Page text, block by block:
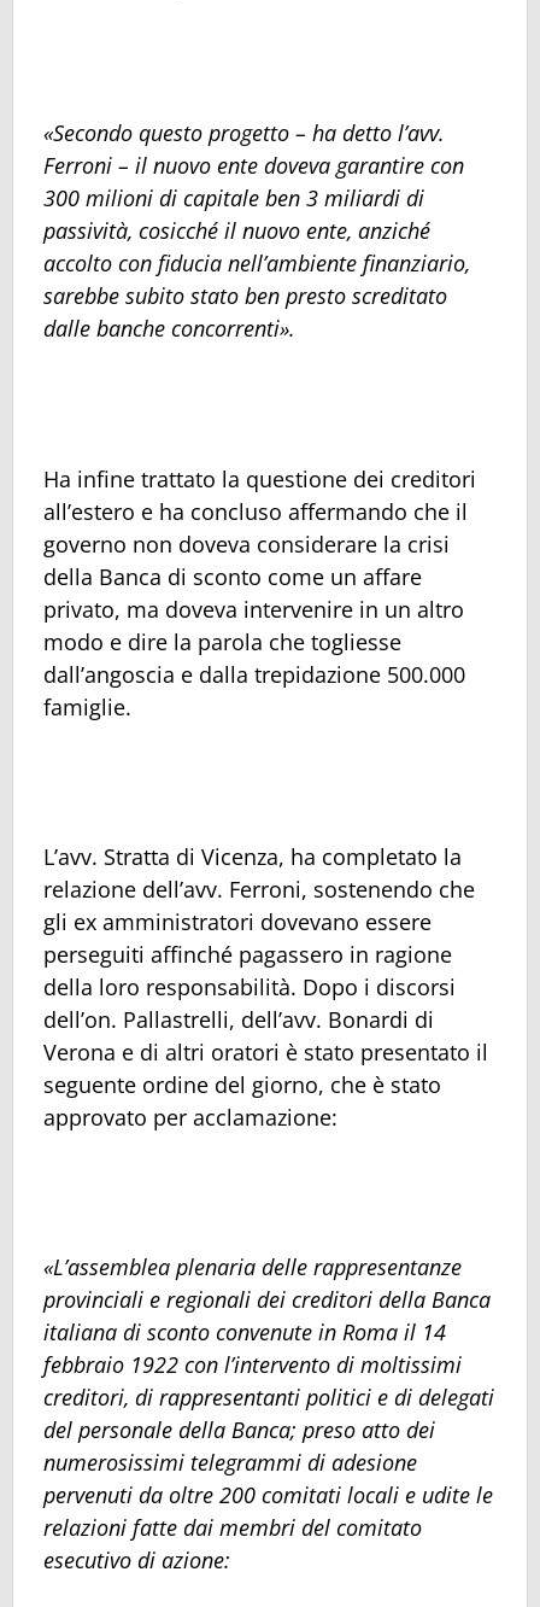
«Secondo questo progetto – ha detto l’avv.
Ferroni – il nuovo ente doveva garantire con
300 milioni di capitale ben 3 miliardi di
passività, cosicché il nuovo ente, anziché
accolto con fiducia nell’ambiente finanziario,
sarebbe subito stato ben presto screditato
dalle banche concorrenti».
Ha infine trattato la questione dei creditori
all’estero e ha concluso affermando che il
governo non doveva considerare la crisi
della Banca di sconto come un affare
privato, ma doveva intervenire in un altro
modo e dire la parola che togliesse
dall’angoscia e dalla trepidazione 500.000
famiglie.
L’avv. Stratta di Vicenza, ha completato la
relazione dell’avv. Ferroni, sostenendo che
gli ex amministratori dovevano essere
perseguiti affinché pagassero in ragione
della loro responsabilità. Dopo i discorsi
dell’on. Pallastrelli, dell’avv. Bonardi di
Verona e di altri oratori è stato presentato il
seguente ordine del giorno, che è stato
approvato per acclamazione:
«L’assemblea plenaria delle rappresentanze
provinciali e regionali dei creditori della Banca
italiana di sconto convenute in Roma il 14
febbraio 1922 con l’intervento di moltissimi
creditori, di rappresentanti politici e di delegati
del personale della Banca; preso atto dei
numerosissimi telegrammi di adesione
pervenuti da oltre 200 comitati locali e udite le
relazioni fatte dai membri del comitato
esecutivo di azione: